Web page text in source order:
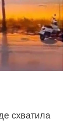
схватила